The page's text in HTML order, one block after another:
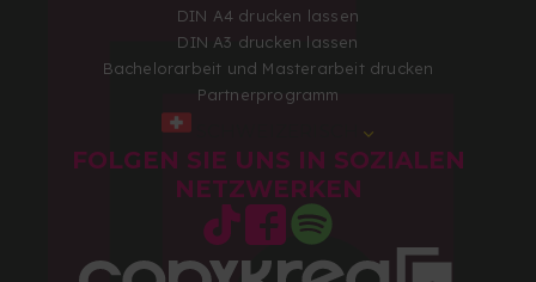
DIN A4 drucken lassen
DIN A3 drucken lassen
Bachelorarbeit und Masterarbeit drucken
Partnerprogramm
FOLGEN SIE UNS IN SOZIALEN
NETZWERKEN